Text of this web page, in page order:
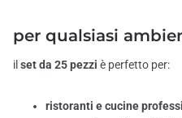
per qualsiasi
il set da 25 pezzi è perfetto per:
ristoranti e cucine